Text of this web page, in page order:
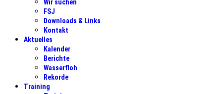
FSJ
Downloads & Links
Kontakt
Aktuelles
Kalender
Berichte
Wasserfloh
Rekorde
Training
Trainingsgruppen